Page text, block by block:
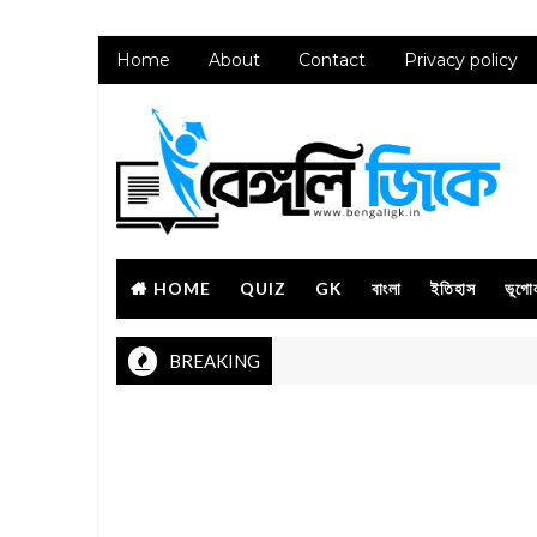
Home About Contact Privacy policy
HOME QUIZ GK বাংলা ইতিহাস
BREAKING